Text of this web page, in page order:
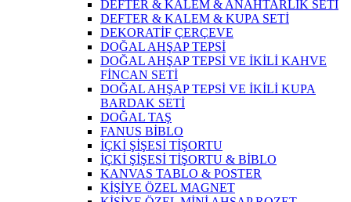
DEFTER & KALEM & ANAHTARLIK SETİ
DEFTER & KALEM & KUPA SETİ
DEKORATİF ÇERÇEVE
DOĞAL AHŞAP TEPSİ
DOĞAL AHŞAP TEPSİ VE İKİLİ KAHVE
FİNCAN SETİ
DOĞAL AHŞAP TEPSİ VE İKİLİ KUPA
BARDAK SETİ
DOĞAL TAŞ
FANUS BİBLO
İÇKİ ŞİŞESİ TİŞORTU
İÇKİ ŞİŞESİ TİŞORTU & BİBLO
KANVAS TABLO & POSTER
KİŞİYE ÖZEL MAGNET